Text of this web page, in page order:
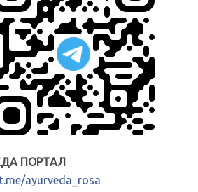
ПОРТАЛ
ayurveda_rosa